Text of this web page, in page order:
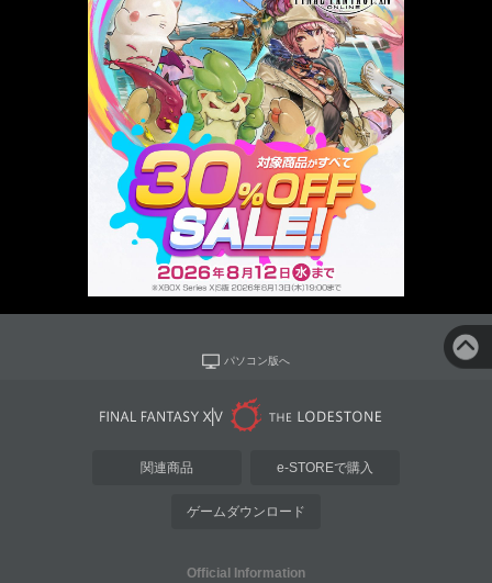
パソコン版へ
関連商品 e-STOREで購入
ゲームダウンロード
Official Information